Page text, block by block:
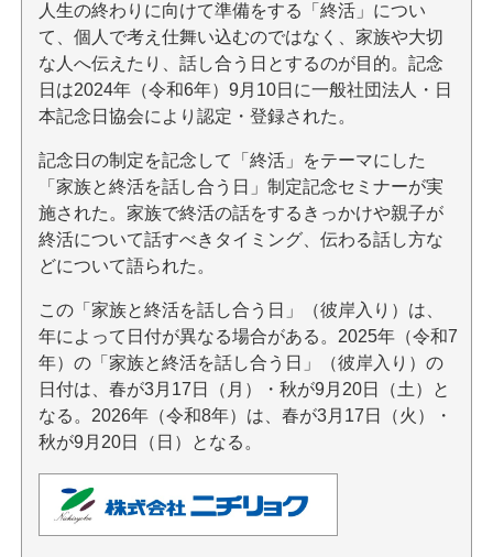
人生の終わりに向けて準備をする「終活」につい
て、個人で考え仕舞い込むのではなく、家族や大切
な人へ伝えたり、話し合う日とするのが目的。記念
日は2024年（令和6年）9月10日に一般社団法人・日
本記念日協会により認定・登録された。
記念日の制定を記念して「終活」をテーマにした
「家族と終活を話し合う日」制定記念セミナーが実
施された。家族で終活の話をするきっかけや親子が
終活について話すべきタイミング、伝わる話し方な
どについて語られた。
この「家族と終活を話し合う日」（彼岸入り）は、
年によって日付が異なる場合がある。2025年（令和7
年）の「家族と終活を話し合う日」（彼岸入り）の
日付は、春が3月17日（月）・秋が9月20日（土）と
なる。2026年（令和8年）は、春が3月17日（火）・
秋が9月20日（日）となる。